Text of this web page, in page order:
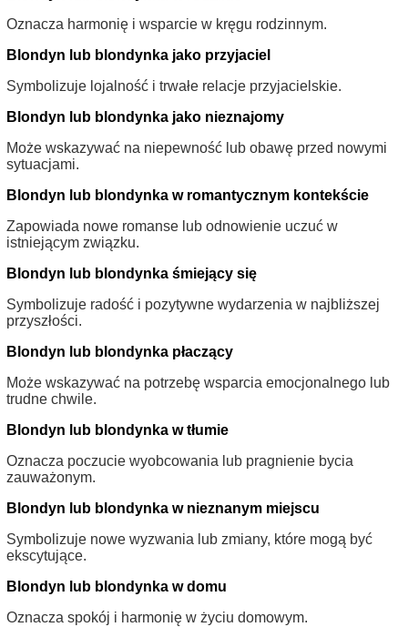
Oznacza harmonię i wsparcie w kręgu rodzinnym.
Blondyn lub blondynka jako przyjaciel
Symbolizuje lojalność i trwałe relacje przyjacielskie.
Blondyn lub blondynka jako nieznajomy
Może wskazywać na niepewność lub obawę przed nowymi
sytuacjami.
Blondyn lub blondynka w romantycznym kontekście
Zapowiada nowe romanse lub odnowienie uczuć w
istniejącym związku.
Blondyn lub blondynka śmiejący się
Symbolizuje radość i pozytywne wydarzenia w najbliższej
przyszłości.
Blondyn lub blondynka płaczący
Może wskazywać na potrzebę wsparcia emocjonalnego lub
trudne chwile.
Blondyn lub blondynka w tłumie
Oznacza poczucie wyobcowania lub pragnienie bycia
zauważonym.
Blondyn lub blondynka w nieznanym miejscu
Symbolizuje nowe wyzwania lub zmiany, które mogą być
ekscytujące.
Blondyn lub blondynka w domu
Oznacza spokój i harmonię w życiu domowym.